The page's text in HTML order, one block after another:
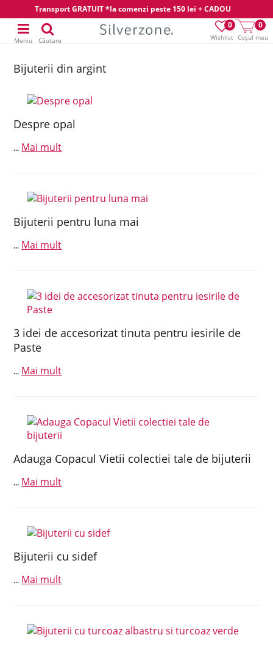
Transport GRATUIT *la comenzi peste 150 lei + CADOU
Wishlist
0
Coșul meu
0
Meniu Căutare
Bijuterii din argint
Despre opal
... Mai mult
Bijuterii pentru luna mai
... Mai mult
3 idei de accesorizat tinuta pentru iesirile de
Paste
... Mai mult
Adauga Copacul Vietii colectiei tale de bijuterii
... Mai mult
Bijuterii cu sidef
... Mai mult